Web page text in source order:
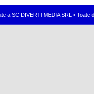
a SC DIVERTI MEDIA SRL •